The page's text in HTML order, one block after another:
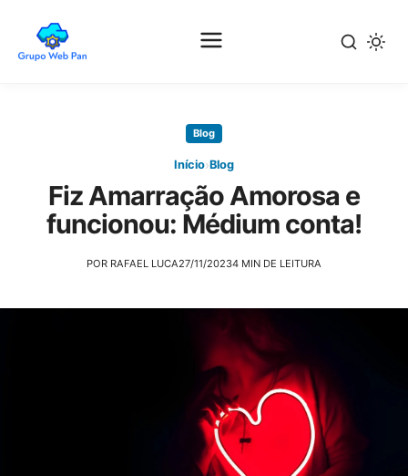
principal
Blog
Início›Blog
Fiz Amarração Amorosa e
funcionou: Médium conta!
POR RAFAEL LUCA27/11/20234 MIN DE LEITURA